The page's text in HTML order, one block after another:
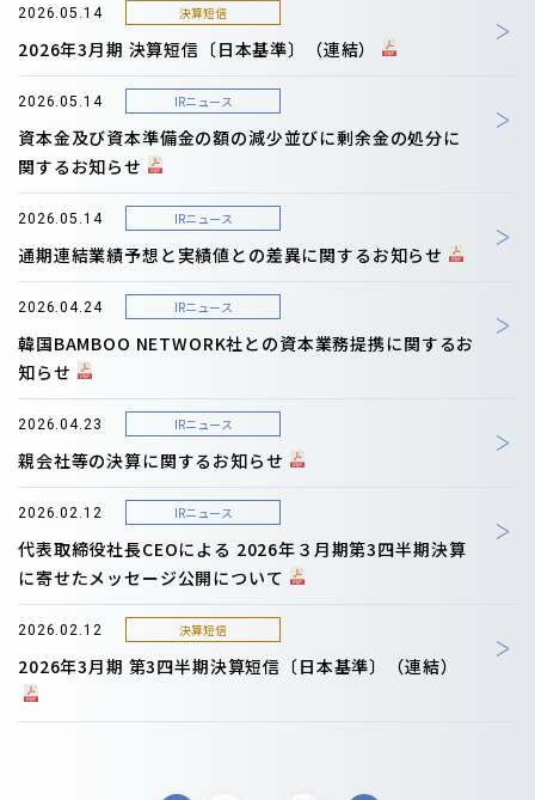
2026.05.14 決算短信
2026年3月期 決算短信〔日本基準〕（連結）
2026.05.14 IRニュース
資本金及び資本準備金の額の減少並びに剰余金の処分に
関するお知らせ
2026.05.14 IRニュース
通期連結業績予想と実績値との差異に関するお知らせ
2026.04.24 IRニュース
韓国BAMBOO NETWORK社との資本業務提携に関するお
知らせ
2026.04.23 IRニュース
親会社等の決算に関するお知らせ
2026.02.12 IRニュース
代表取締役社長CEOによる 2026年３月期第3四半期決算
に寄せたメッセージ公開について
2026.02.12 決算短信
2026年3月期 第3四半期決算短信〔日本基準〕（連結）